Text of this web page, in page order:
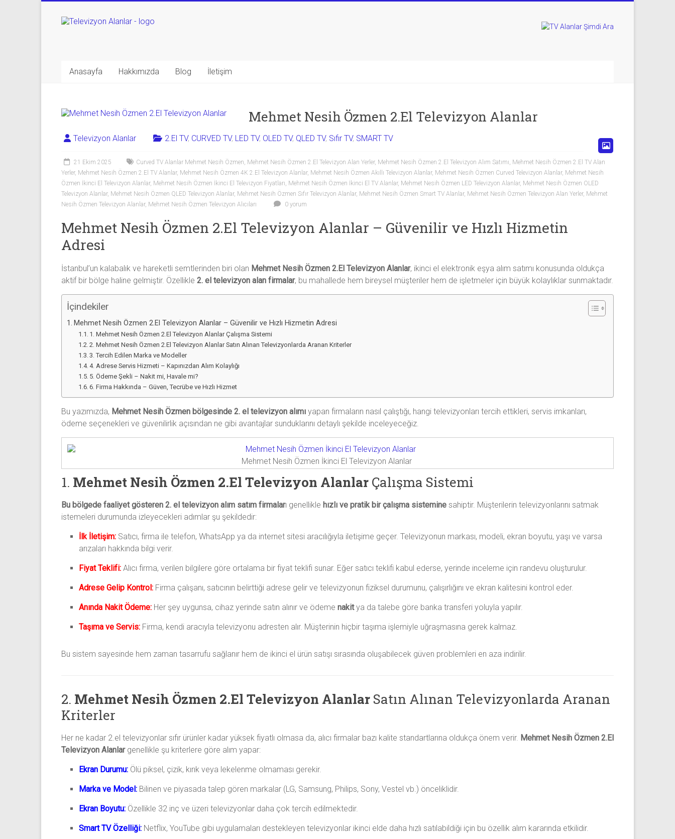
contentTelevizyon
Televizyon
Alanlar
|
TV
Alanlar
İkinci
Sıfır
Televizyon
iletişim
kurarak
televizyonlarınızı
hemen
satarak
ödeme
alabilirsiniz.
TV
alanlar
adresten
yapıyor
Anasayfa Hakkımızda Blog İletişim
Mehmet Nesih Özmen 2.El Televizyon Alanlar
Televizyon Alanlar 2.El TV, CURVED TV, LED TV, OLED TV, QLED TV, Sıfır TV, SMART TV
21 Ekim 2025 Curved TV Alanlar Mehmet Nesih Özmen, Mehmet Nesih Özmen 2.El Televizyon Alan Yerler, Mehmet Nesih Özmen 2.El Televizyon Alım Satımı, Mehmet Nesih Özmen 2.El TV Alan
Yerler, Mehmet Nesih Özmen 2.El TV Alanlar, Mehmet Nesih Özmen 4K 2.El Televizyon Alanlar, Mehmet Nesih Özmen Akıllı Televizyon Alanlar, Mehmet Nesih Özmen Curved Televizyon Alanlar, Mehmet Nesih
Özmen İkinci El Televizyon Alanlar, Mehmet Nesih Özmen İkinci El Televizyon Fiyatları, Mehmet Nesih Özmen İkinci El TV Alanlar, Mehmet Nesih Özmen LED Televizyon Alanlar, Mehmet Nesih Özmen OLED
Televizyon Alanlar, Mehmet Nesih Özmen QLED Televizyon Alanlar, Mehmet Nesih Özmen Sıfır Televizyon Alanlar, Mehmet Nesih Özmen Smart TV Alanlar, Mehmet Nesih Özmen Televizyon Alan Yerler, Mehmet
Nesih Özmen Televizyon Alanlar, Mehmet Nesih Özmen Televizyon Alıcıları 0 yorum
Mehmet Nesih Özmen 2.El Televizyon Alanlar – Güvenilir ve Hızlı Hizmetin
Adresi
İstanbul’un kalabalık ve hareketli semtlerinden biri olan Mehmet Nesih Özmen 2.El Televizyon Alanlar, ikinci el elektronik eşya alım satımı konusunda oldukça
aktif bir bölge haline gelmiştir. Özellikle 2. el televizyon alan firmalar, bu mahallede hem bireysel müşteriler hem de işletmeler için büyük kolaylıklar sunmaktadır.
İçindekiler
Mehmet Nesih Özmen 2.El Televizyon Alanlar – Güvenilir ve Hızlı Hizmetin Adresi
1. Mehmet Nesih Özmen 2.El Televizyon Alanlar Çalışma Sistemi
2. Mehmet Nesih Özmen 2.El Televizyon Alanlar Satın Alınan Televizyonlarda Aranan Kriterler
3. Tercih Edilen Marka ve Modeller
4. Adrese Servis Hizmeti – Kapınızdan Alım Kolaylığı
5. Ödeme Şekli – Nakit mi, Havale mi?
6. Firma Hakkında – Güven, Tecrübe ve Hızlı Hizmet
Bu yazımızda, Mehmet Nesih Özmen bölgesinde 2. el televizyon alımı yapan firmaların nasıl çalıştığı, hangi televizyonları tercih ettikleri, servis imkanları,
ödeme seçenekleri ve güvenilirlik açısından ne gibi avantajlar sunduklarını detaylı şekilde inceleyeceğiz.
Mehmet Nesih Özmen İkinci El Televizyon Alanlar
1. Mehmet Nesih Özmen 2.El Televizyon Alanlar Çalışma Sistemi
Bu bölgede faaliyet gösteren 2. el televizyon alım satım firmaları genellikle hızlı ve pratik bir çalışma sistemine sahiptir. Müşterilerin televizyonlarını satmak
istemeleri durumunda izleyecekleri adımlar şu şekildedir:
İlk İletişim: Satıcı, firma ile telefon, WhatsApp ya da internet sitesi aracılığıyla iletişime geçer. Televizyonun markası, modeli, ekran boyutu, yaşı ve varsa
arızaları hakkında bilgi verir.
Fiyat Teklifi: Alıcı firma, verilen bilgilere göre ortalama bir fiyat teklifi sunar. Eğer satıcı teklifi kabul ederse, yerinde inceleme için randevu oluşturulur.
Adrese Gelip Kontrol: Firma çalışanı, satıcının belirttiği adrese gelir ve televizyonun fiziksel durumunu, çalışırlığını ve ekran kalitesini kontrol eder.
Anında Nakit Ödeme: Her şey uygunsa, cihaz yerinde satın alınır ve ödeme nakitya da talebe göre banka transferi yoluyla yapılır.
Taşıma ve Servis: Firma, kendi aracıyla televizyonu adresten alır. Müşterinin hiçbir taşıma işlemiyle uğraşmasına gerek kalmaz.
Bu sistem sayesinde hem zaman tasarrufu sağlanır hem de ikinci el ürün satışı sırasında oluşabilecek güven problemleri en aza indirilir.
2. Mehmet Nesih Özmen 2.El Televizyon Alanlar Satın Alınan Televizyonlarda Aranan
Kriterler
Her ne kadar 2.el televizyonlar sıfır ürünler kadar yüksek fiyatlı olmasa da, alıcı firmalar bazı kalite standartlarına oldukça önem verir. Mehmet Nesih Özmen 2.El
Televizyon Alanlargenellikle şu kriterlere göre alım yapar:
Ekran Durumu: Ölü piksel, çizik, kırık veya lekelenme olmaması gerekir.
Marka ve Model: Bilinen ve piyasada talep gören markalar (LG, Samsung, Philips, Sony, Vestel vb.) önceliklidir.
Ekran Boyutu: Özellikle 32 inç ve üzeri televizyonlar daha çok tercih edilmektedir.
Smart TV Özelliği: Netflix, YouTube gibi uygulamaları destekleyen televizyonlar ikinci elde daha hızlı satılabildiği için bu özellik alım kararında etkilidir.